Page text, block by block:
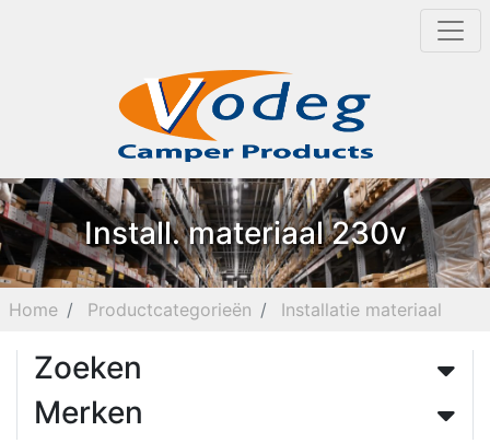
Install. materiaal 230v
Home Productcategorieën Installatie materiaal
Zoeken
Merken